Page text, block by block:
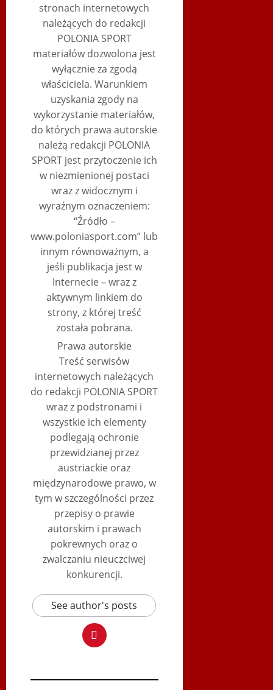
stronach internetowych
należących do redakcji
POLONIA SPORT
materiałów dozwolona jest
wyłącznie za zgodą
właściciela. Warunkiem
uzyskania zgody na
wykorzystanie materiałów,
do których prawa autorskie
należą redakcji POLONIA
SPORT jest przytoczenie ich
w niezmienionej postaci
wraz z widocznym i
wyraźnym oznaczeniem:
“Źródło –
www.poloniasport.com” lub
innym równoważnym, a
jeśli publikacja jest w
Internecie – wraz z
aktywnym linkiem do
strony, z której treść
została pobrana.
Prawa autorskie
Treść serwisów
internetowych należących
do redakcji POLONIA SPORT
wraz z podstronami i
wszystkie ich elementy
podlegają ochronie
przewidzianej przez
austriackie oraz
międzynarodowe prawo, w
tym w szczególności przez
przepisy o prawie
autorskim i prawach
pokrewnych oraz o
zwalczaniu nieuczciwej
konkurencji.
See author's posts